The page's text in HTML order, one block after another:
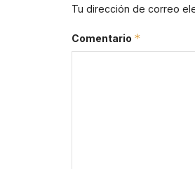
Tu dirección de correo
Comentario *